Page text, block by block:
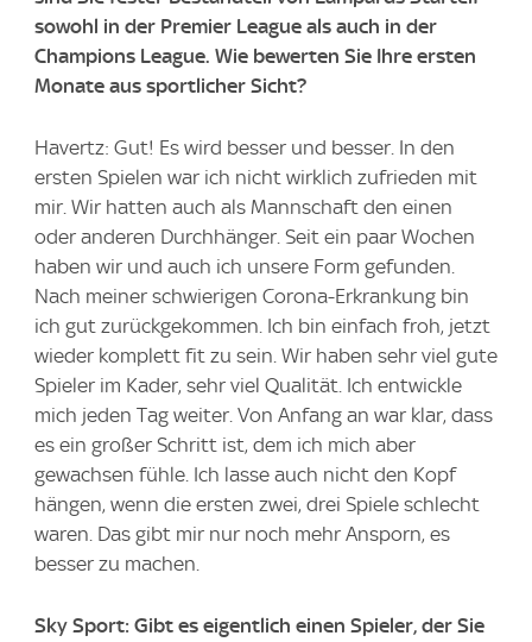
sowohl in der Premier League als auch in der
Champions League. Wie bewerten Sie Ihre ersten
Monate aus sportlicher Sicht?
Havertz: Gut! Es wird besser und besser. In den
ersten Spielen war ich nicht wirklich zufrieden mit
mir. Wir hatten auch als Mannschaft den einen
oder anderen Durchhänger. Seit ein paar Wochen
haben wir und auch ich unsere Form gefunden.
Nach meiner schwierigen Corona-Erkrankung bin
ich gut zurückgekommen. Ich bin einfach froh, jetzt
wieder komplett fit zu sein. Wir haben sehr viel gute
Spieler im Kader, sehr viel Qualität. Ich entwickle
mich jeden Tag weiter. Von Anfang an war klar, dass
es ein großer Schritt ist, dem ich mich aber
gewachsen fühle. Ich lasse auch nicht den Kopf
hängen, wenn die ersten zwei, drei Spiele schlecht
waren. Das gibt mir nur noch mehr Ansporn, es
besser zu machen.
Sky Sport: Gibt es eigentlich einen Spieler, der Sie